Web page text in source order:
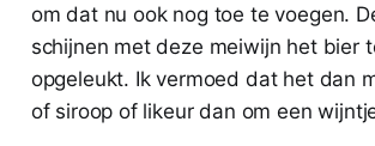
om dat nu ook nog toe te voegen.
schijnen met deze meiwijn het bier
opgeleukt. Ik vermoed dat het dan
of siroop of likeur dan om een